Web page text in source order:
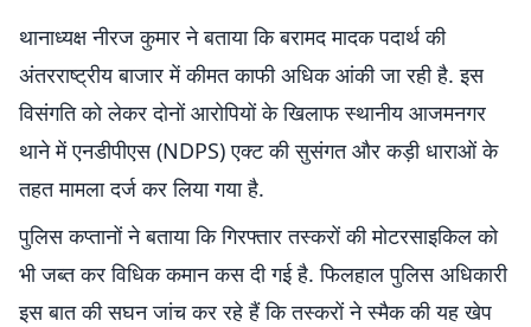
थानाध्यक्ष नीरज कुमार ने बताया कि बरामद मादक पदार्थ की
अंतरराष्ट्रीय बाजार में कीमत काफी अधिक आंकी जा रही है. इस
विसंगति को लेकर दोनों आरोपियों के खिलाफ स्थानीय आजमनगर
थाने में एनडीपीएस (NDPS) एक्ट की सुसंगत और कड़ी धाराओं के
तहत मामला दर्ज कर लिया गया है.
पुलिस कप्तानों ने बताया कि गिरफ्तार तस्करों की मोटरसाइकिल को
भी जब्त कर विधिक कमान कस दी गई है. फिलहाल पुलिस अधिकारी
इस बात की सघन जांच कर रहे हैं कि तस्करों ने स्मैक की यह खेप